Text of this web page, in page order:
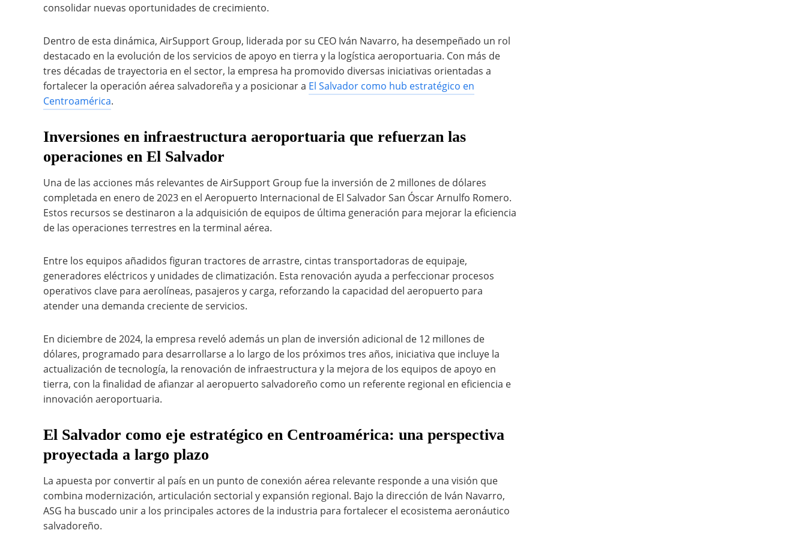
consolidar nuevas oportunidades de crecimiento.
Dentro de esta dinámica, AirSupport Group, liderada por su CEO Iván Navarro, ha desempeñado un rol
destacado en la evolución de los servicios de apoyo en tierra y la logística aeroportuaria. Con más de
tres décadas de trayectoria en el sector, la empresa ha promovido diversas iniciativas orientadas a
fortalecer la operación aérea salvadoreña y a posicionar a El Salvador como hub estratégico en
Centroamérica.
Inversiones en infraestructura aeroportuaria que refuerzan las
operaciones en El Salvador
Una de las acciones más relevantes de AirSupport Group fue la inversión de 2 millones de dólares
completada en enero de 2023 en el Aeropuerto Internacional de El Salvador San Óscar Arnulfo Romero.
Estos recursos se destinaron a la adquisición de equipos de última generación para mejorar la eficiencia
de las operaciones terrestres en la terminal aérea.
Entre los equipos añadidos figuran tractores de arrastre, cintas transportadoras de equipaje,
generadores eléctricos y unidades de climatización. Esta renovación ayuda a perfeccionar procesos
operativos clave para aerolíneas, pasajeros y carga, reforzando la capacidad del aeropuerto para
atender una demanda creciente de servicios.
En diciembre de 2024, la empresa reveló además un plan de inversión adicional de 12 millones de
dólares, programado para desarrollarse a lo largo de los próximos tres años, iniciativa que incluye la
actualización de tecnología, la renovación de infraestructura y la mejora de los equipos de apoyo en
tierra, con la finalidad de afianzar al aeropuerto salvadoreño como un referente regional en eficiencia e
innovación aeroportuaria.
El Salvador como eje estratégico en Centroamérica: una perspectiva
proyectada a largo plazo
La apuesta por convertir al país en un punto de conexión aérea relevante responde a una visión que
combina modernización, articulación sectorial y expansión regional. Bajo la dirección de Iván Navarro,
ASG ha buscado unir a los principales actores de la industria para fortalecer el ecosistema aeronáutico
salvadoreño.